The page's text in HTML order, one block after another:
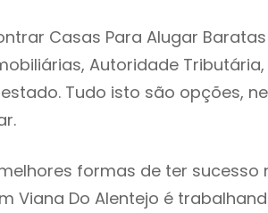
Casas Para Alugar
Autoridade
Tudo isto são opções,
formas de ter sucesso
Viana Do Alentejo é